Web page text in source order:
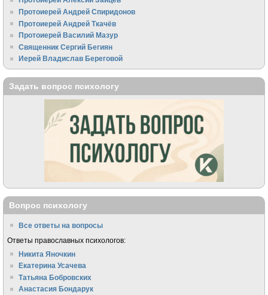
Протоиерей Андрей Спиридонов
Протоиерей Андрей Ткачёв
Протоиерей Василий Мазур
Священник Сергий Бегиян
Иерей Владислав Береговой
Задать вопрос психологу
Вопрос психологу
Все ответы на вопросы
Ответы православных психологов:
Никита Яночкин
Екатерина Усачева
Татьяна Бобровских
Анастасия Бондарук